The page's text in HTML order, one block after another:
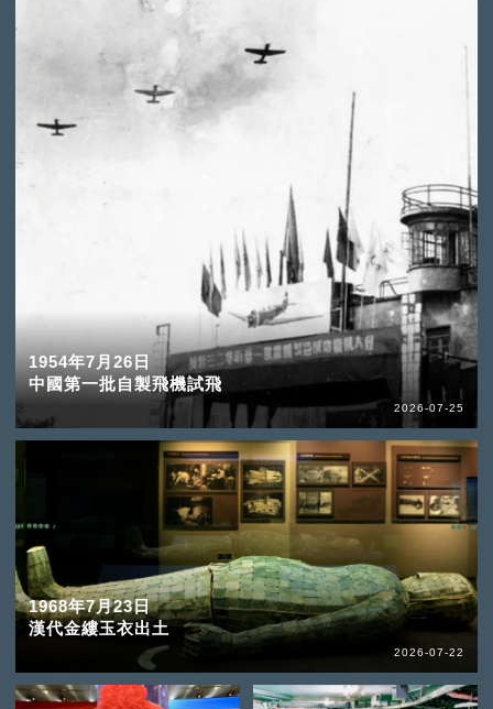
1954年7月26日
中國第一批自製飛機試飛
2026-07-25
1968年7月23日
漢代金縷玉衣出土
2026-07-22